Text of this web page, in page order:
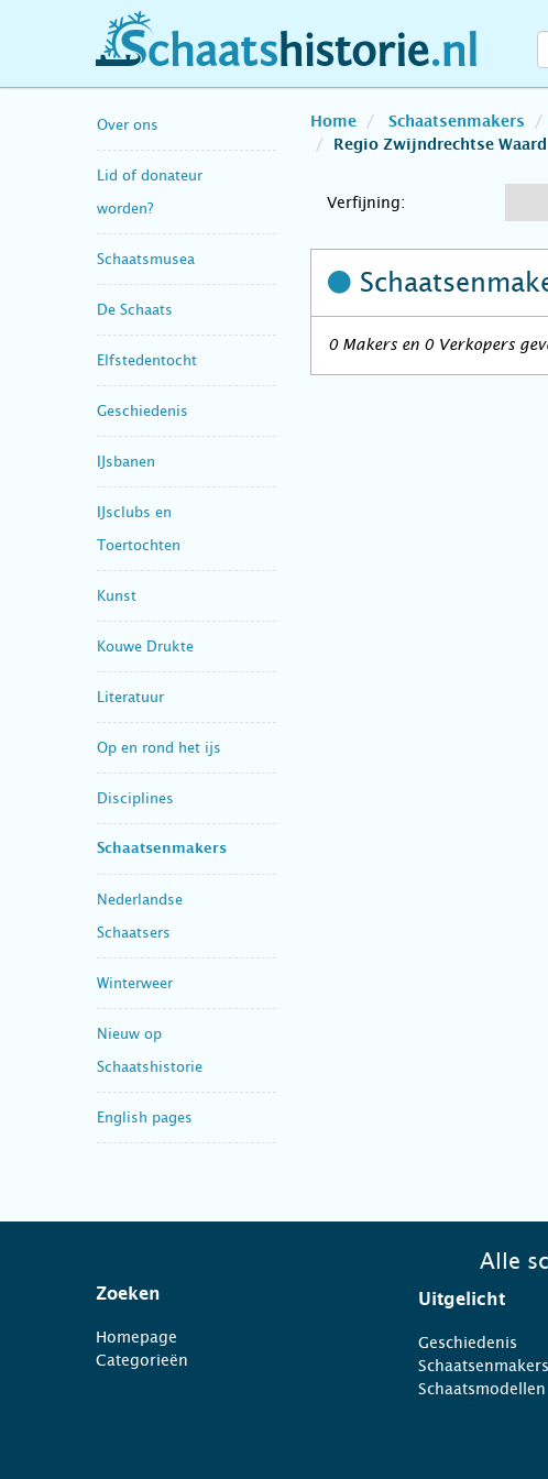
schaatshistorie.nl
Over ons
Lid of donateur
worden?
Schaatsmusea
De Schaats
Elfstedentocht
Geschiedenis
IJsbanen
IJsclubs en
Toertochten
Kunst
Kouwe Drukte
Literatuur
Op en rond het ijs
Disciplines
Schaatsenmakers
Nederlandse
Schaatsers
Winterweer
Nieuw op
Schaatshistorie
English pages
Home Schaatsenmakers
Regio Zwijndrechtse Waard
Verfijning:
0 Makers en 0 Verkopers
Alle
Zoeken
Homepage
Categorieën
Uitgelicht
Geschiedenis
Schaatsenmakers
Schaatsmodellen